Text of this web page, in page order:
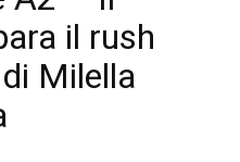
il rush
Milella